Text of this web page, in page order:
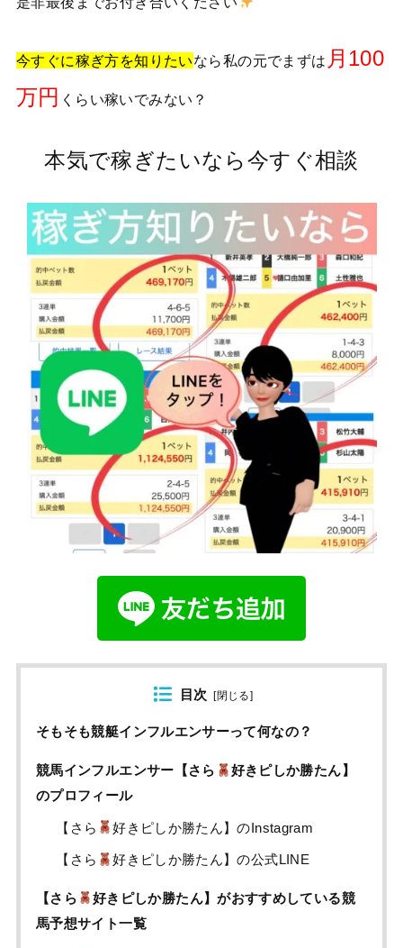
今すぐに稼ぎ方を知りたいなら私の元でまずは 月100
万円 くらい稼いでみない？
本気で稼ぎたいなら今すぐ相談
目次 [閉じる]
そもそも競艇インフルエンサーって何なの？
競馬インフルエンサー【さら
好きピしか勝たん】
のプロフィール
【さら 好きピしか勝たん】のInstagram
【さら 好きピしか勝たん】の公式LINE
【さら
好きピしか勝たん】がおすすめしている競
馬予想サイト一覧